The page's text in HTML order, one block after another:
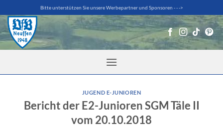
Inhalt
springen
Bitte unterstützen Sie unsere Werbepartner und Sponsoren - - ->
JUGEND E-JUNIOREN
Bericht der E2-Junioren SGM Täle II
vom 20.10.2018